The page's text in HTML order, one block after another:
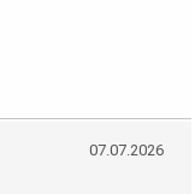
07.07.2026